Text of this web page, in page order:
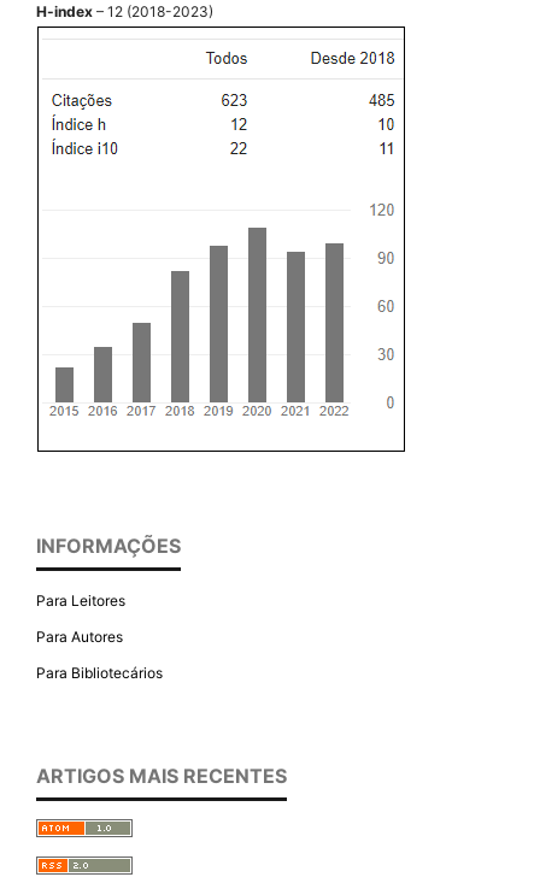
H-index – 12 (2018-2023)
INFORMAÇÕES
Para Leitores
Para Autores
Para Bibliotecários
ARTIGOS MAIS RECENTES